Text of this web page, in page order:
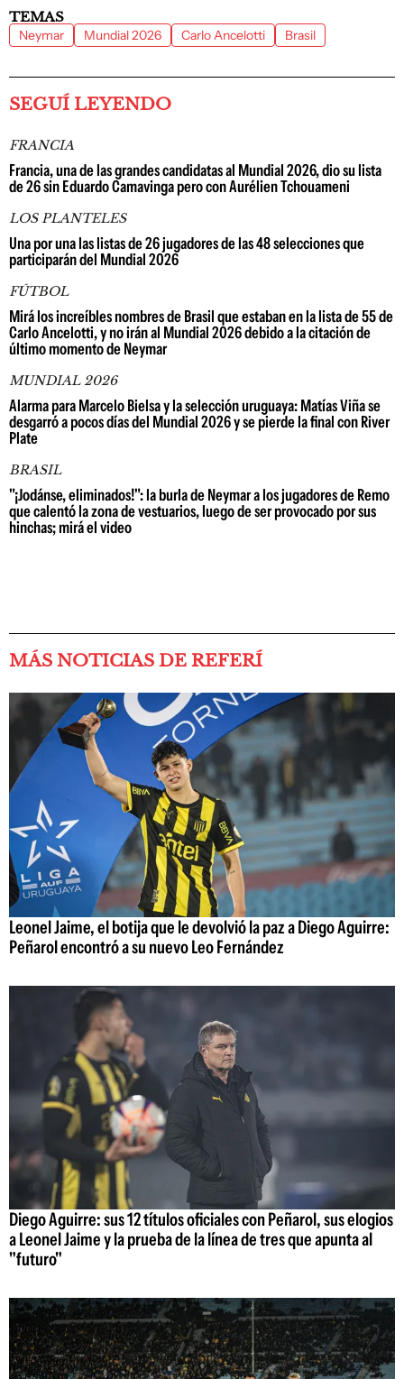
TEMAS
Neymar Mundial 2026 Carlo Ancelotti Brasil
SEGUÍ LEYENDO
FRANCIA
Francia, una de las grandes candidatas al Mundial 2026, dio su lista
de 26 sin Eduardo Camavinga pero con Aurélien Tchouameni
LOS PLANTELES
Una por una las listas de 26 jugadores de las 48 selecciones que
participarán del Mundial 2026
FÚTBOL
Mirá los increíbles nombres de Brasil que estaban en la lista de 55 de
Carlo Ancelotti, y no irán al Mundial 2026 debido a la citación de
último momento de Neymar
MUNDIAL 2026
Alarma para Marcelo Bielsa y la selección uruguaya: Matías Viña se
desgarró a pocos días del Mundial 2026 y se pierde la final con River
Plate
BRASIL
"¡Jodánse, eliminados!": la burla de Neymar a los jugadores de Remo
que calentó la zona de vestuarios, luego de ser provocado por sus
hinchas; mirá el video
MÁS NOTICIAS DE REFERÍ
Leonel Jaime, el botija que le devolvió la paz a Diego Aguirre:
Peñarol encontró a su nuevo Leo Fernández
Diego Aguirre: sus 12 títulos oficiales con Peñarol, sus elogios
a Leonel Jaime y la prueba de la línea de tres que apunta al
"futuro"